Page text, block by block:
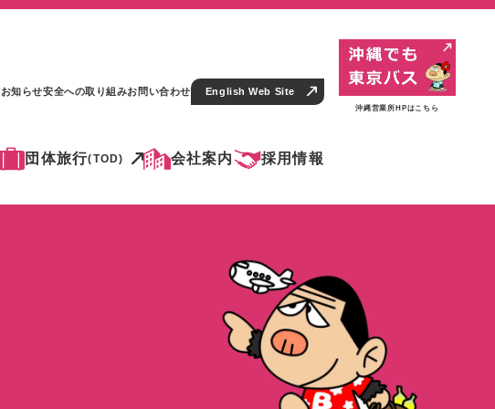
団体旅行(TOD) 会社案内 採用情報
お知らせ安全への取り組みお問い合わせ English Web Site
沖縄営業所HPはこちら